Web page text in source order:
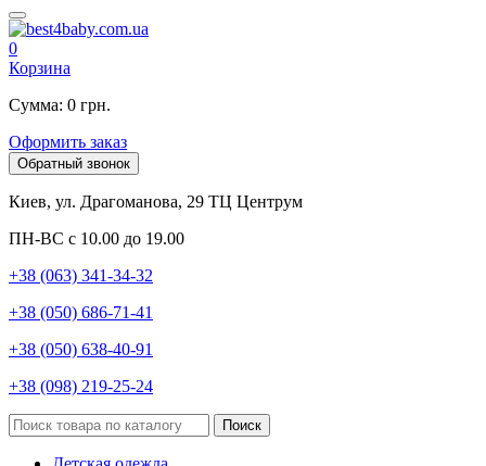
0
Корзина
Сумма: 0 грн.
Оформить заказ
Обратный звонок
Киев, ул. Драгоманова, 29 ТЦ Центрум
ПН-ВС с 10.00 до 19.00
+38 (063) 341-34-32
+38 (050) 686-71-41
+38 (050) 638-40-91
+38 (098) 219-25-24
Поиск